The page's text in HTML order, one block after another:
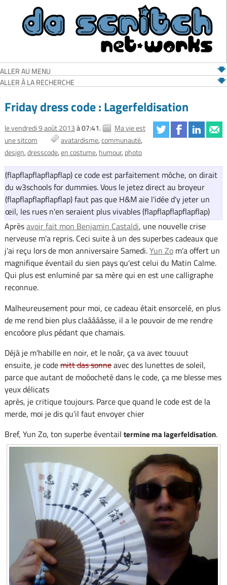
ALLER AU MENU
ALLER À LA RECHERCHE
Friday dress code : Lagerfeldisation
le vendredi 9 août 2013à 07:41.
Ma vie est
une sitcom
avatardisme communauté
design dresscode en costume humour photo
(flapflapflapflapflap) ce code est parfaitement môche, on dirait
du w3schools for dummies. Vous le jetez direct au broyeur
(flapflapflapflapflap) faut pas que H&M aie l'idée d'y jeter un
œil, les rues n'en seraient plus vivables (flapflapflapflapflap)
Aprèsavoir fait mon Benjamin Castaldi, une nouvelle crise
nerveuse m'a repris. Ceci suite à un des superbes cadeaux que
j'ai reçu lors de mon anniversaire Samedi.Yun Zom'a offert un
magnifique éventail du sien pays qu'est celui du Matin Calme.
Qui plus est enluminé par sa mère qui en est une calligraphe
reconnue.
Malheureusement pour moi, ce cadeau était ensorcelé, en plus
de me rend bien plus claââââsse, il a le pouvoir de me rendre
encoôore plus pédant que chamais.
Déjà je m'habille en noir, et le noâr, ça va avec touuut
ensuite, je codemitt das sonneavec des lunettes de soleil,
parce que autant de moôocheté dans le code, ça me blesse mes
yeux délicats
après, je critique toujours. Parce que quand le code est de la
merde, moi je dis qu'il faut envoyer chier
Bref, Yun Zo, ton superbe éventail termine ma lagerfeldisation.